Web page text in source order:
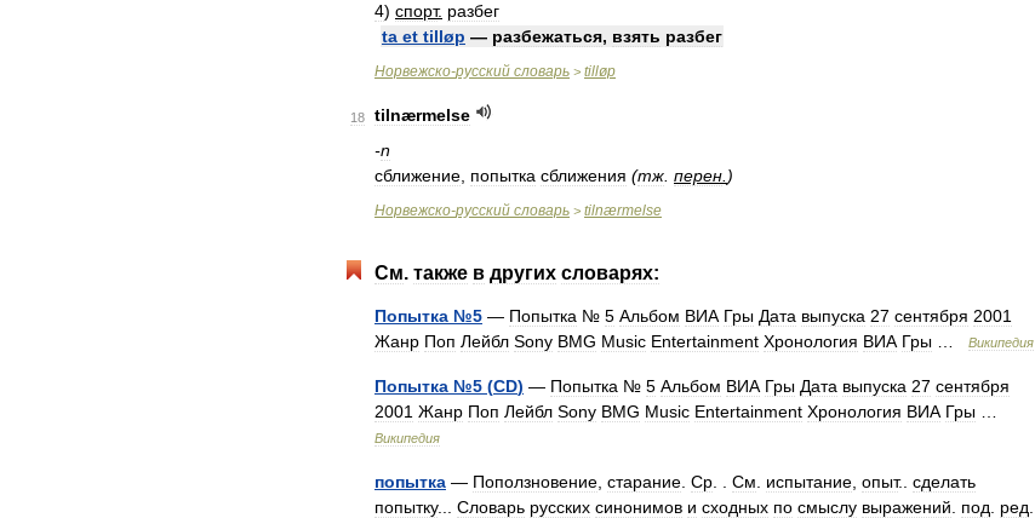
4) спорт. разбег
ta et tilløp — разбежаться, взять разбег
Норвежско-русский словарь > tilløp
18
tilnærmelse
-n
сближение попытка сближения (тж перен )
Норвежско-русский словарь > tilnærmelse
См. также в других словарях:
Попытка №5 — Попытка № 5 Альбом ВИА Гры Дата выпуска 27 сентября 2001
Жанр Поп Лейбл Sony BMG Music Entertainment Хронология ВИА Гры Википедия
Попытка №5 (CD) — Попытка № 5 Альбом ВИА Гры Дата выпуска 27 сентября
2001 Жанр Поп Лейбл Sony BMG Music Entertainment Хронология ВИА Гры
Википедия
попытка — Поползновение старание Ср См испытание опыт.. сделать
попытку... Словарь русских синонимов и сходных по смыслу выражений под ред